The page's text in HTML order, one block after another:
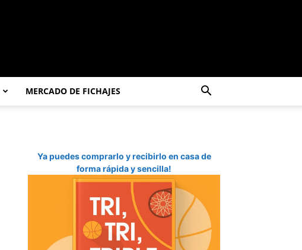
MERCADO DE FICHAJES
Ya puedes comprarlo y recibirlo en casa de
forma rápida y sencilla!